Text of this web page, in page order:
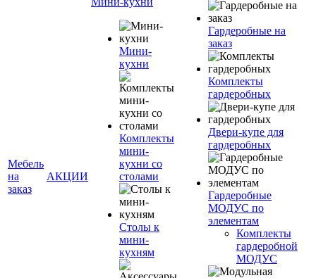
Мебель
на
заказ
АКЦИИ
Мини-
кухни
Комплекты
мини-
кухни со
столами
Столы к
мини-
кухням
Гардеробные на
заказ
Комплекты
гардеробных
Двери-купе для
гардеробных
Гардеробные
МОДУС по
элементам
Комплекты
гардеробной
МОДУС